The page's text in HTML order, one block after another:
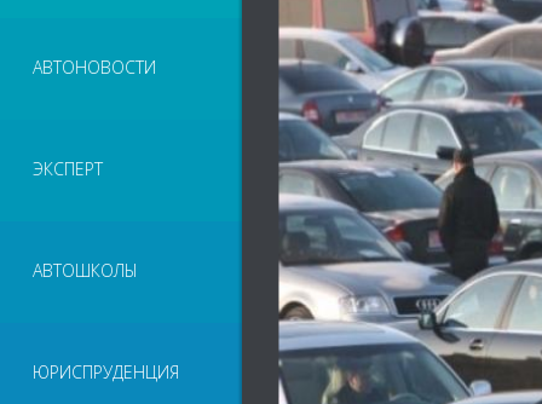
АВТОНОВОСТИ
ЭКСПЕРТ
АВТОШКОЛЫ
ЮРИСПРУДЕНЦИЯ